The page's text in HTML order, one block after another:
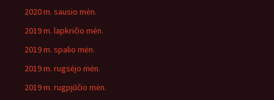
2020 m. sausio mėn.
2019 m. lapkričio mėn.
2019 m. spalio mėn.
2019 m. rugsėjo mėn.
2019 m. rugpjūčio mėn.